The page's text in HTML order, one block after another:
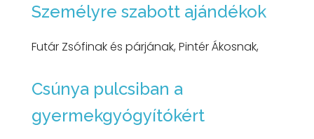
Személyre szabott ajándékok
Futár Zsófinak és párjának, Pintér Ákosnak,
Csúnya pulcsiban a
gyermekgyógyítókért